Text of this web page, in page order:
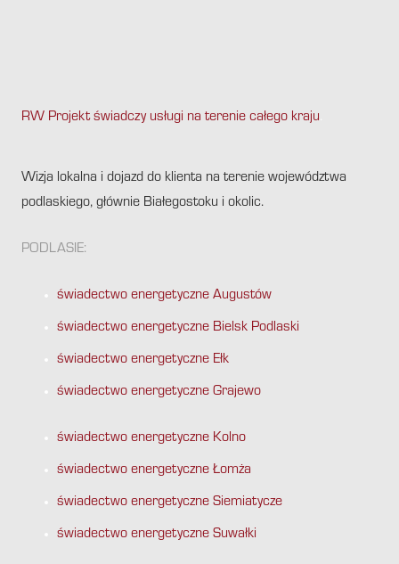
RW Projekt świadczy usługi na terenie całego kraju
Wizja lokalna i dojazd do klienta na terenie województwa
podlaskiego, głównie Białegostoku i okolic.
PODLASIE:
świadectwo energetyczne Augustów
świadectwo energetyczne Bielsk Podlaski
świadectwo energetyczne Ełk
świadectwo energetyczne Grajewo
świadectwo energetyczne Kolno
świadectwo energetyczne Łomża
świadectwo energetyczne Siemiatycze
świadectwo energetyczne Suwałki